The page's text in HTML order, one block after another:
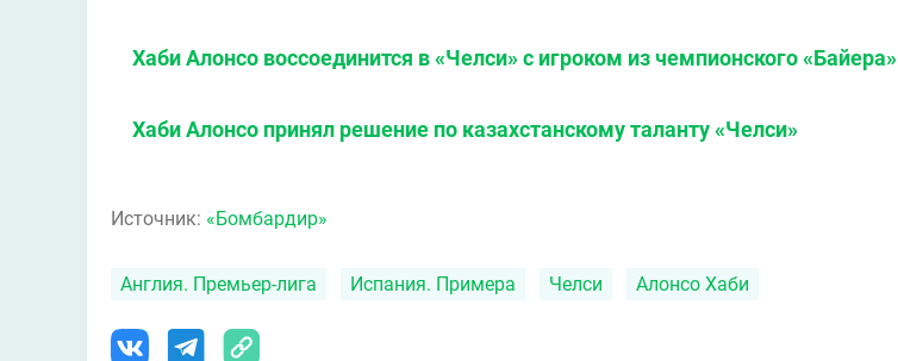
Хаби Алонсо воссоединится в «Челси» с игроком из чемпионского «Байера»
Хаби Алонсо принял решение по казахстанскому таланту «Челси»
Источник: «Бомбардир»
Англия. Премьер-лига Испания. Примера Челси Алонсо Хаби